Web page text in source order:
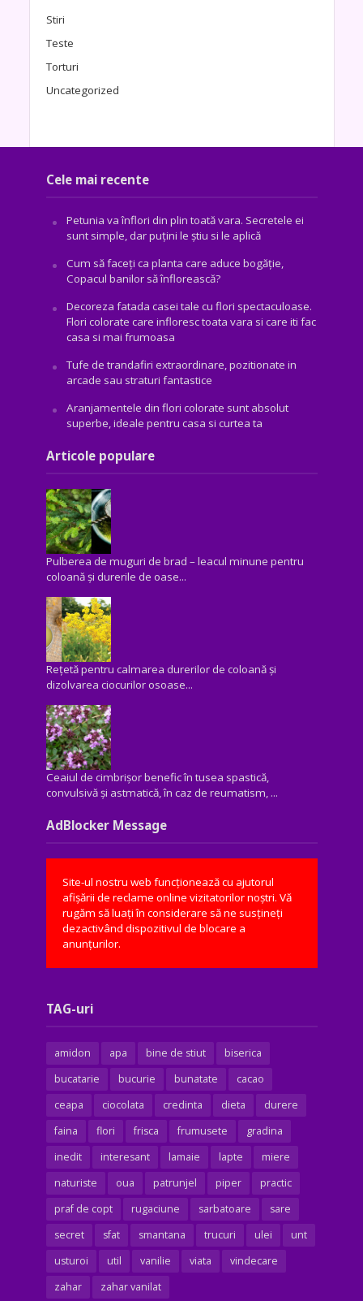
Stiri
Teste
Torturi
Uncategorized
Cele mai recente
Petunia va înflori din plin toată vara. Secretele ei
sunt simple, dar puțini le știu si le aplică
Cum să faceți ca planta care aduce bogăţie,
Copacul banilor să înflorească?
Decoreza fatada casei tale cu flori spectaculoase.
Flori colorate care infloresc toata vara si care iti fac
casa si mai frumoasa
Tufe de trandafiri extraordinare, pozitionate in
arcade sau straturi fantastice
Aranjamentele din flori colorate sunt absolut
superbe, ideale pentru casa si curtea ta
Articole populare
Pulberea de muguri de brad – leacul minune pentru
coloană și durerile de oase...
Rețetă pentru calmarea durerilor de coloană și
dizolvarea ciocurilor osoase...
Ceaiul de cimbrișor benefic în tusea spastică,
convulsivă şi astmatică, în caz de reumatism, ...
AdBlocker Message
Site-ul nostru web funcționează cu ajutorul
afișării de reclame online vizitatorilor noștri. Vă
rugăm să luați în considerare să ne susțineți
dezactivând dispozitivul de blocare a
anunțurilor.
TAG-uri
amidon apa bine de stiut
biserica
bucatarie
bucurie bunatate
cacao
ceapa
ciocolata credinta dieta
durere
faina
flori frisca frumusete
gradina
inedit
interesant lamaie lapte
miere
naturiste
oua patrunjel piper
practic
praf de copt
rugaciune sarbatoare
sare
secret
sfat smantana trucuri ulei
unt
usturoi
util vanilie viata
vindecare
zahar
zahar vanilat